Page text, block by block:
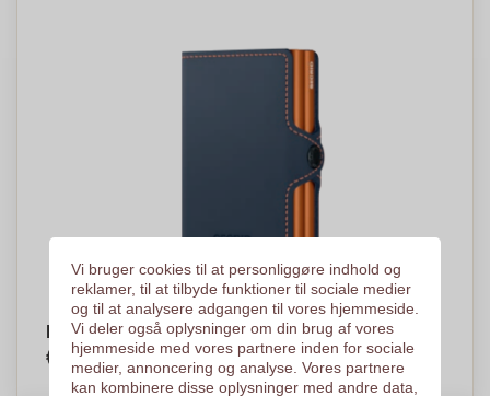
Dobbeltkortholder Matte Læderpung - Victoria
€68,81 Efter stykke, baseret på % af stykker
Vi bruger cookies til at personliggøre indhold og
reklamer, til at tilbyde funktioner til sociale medier
og til at analysere adgangen til vores hjemmeside.
Vi deler også oplysninger om din brug af vores
hjemmeside med vores partnere inden for sociale
medier, annoncering og analyse. Vores partnere
kan kombinere disse oplysninger med andre data,